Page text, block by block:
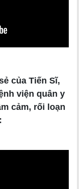
của Tiến Sĩ,
viện quân y
cảm, rối loạn